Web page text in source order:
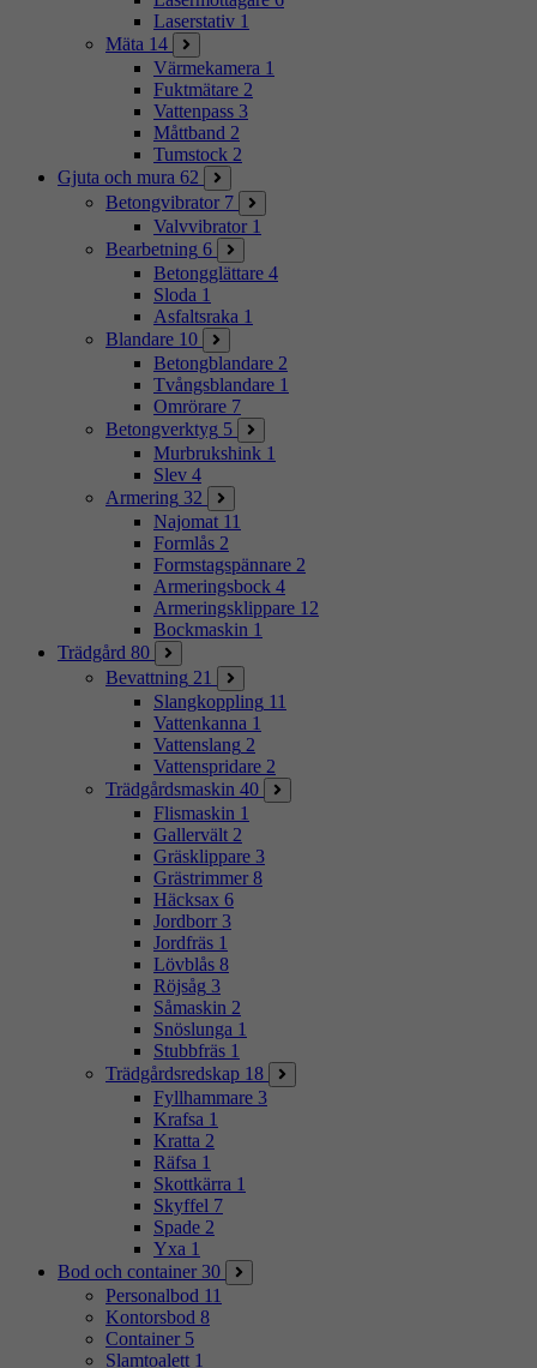
Laserstativ 1
Mäta 14
Värmekamera 1
Fuktmätare 2
Vattenpass 3
Måttband 2
Tumstock 2
Gjuta och mura 62
Betongvibrator 7
Valvvibrator 1
Bearbetning 6
Betongglättare 4
Sloda 1
Asfaltsraka 1
Blandare 10
Betongblandare 2
Tvångsblandare 1
Omrörare 7
Betongverktyg 5
Murbrukshink 1
Slev 4
Armering 32
Najomat 11
Formlås 2
Formstagspännare 2
Armeringsbock 4
Armeringsklippare 12
Bockmaskin 1
Trädgård 80
Bevattning 21
Slangkoppling 11
Vattenkanna 1
Vattenslang 2
Vattenspridare 2
Trädgårdsmaskin 40
Flismaskin 1
Gallervält 2
Gräsklippare 3
Grästrimmer 8
Häcksax 6
Jordborr 3
Jordfräs 1
Lövblås 8
Röjsåg 3
Såmaskin 2
Snöslunga 1
Stubbfräs 1
Trädgårdsredskap 18
Fyllhammare 3
Krafsa 1
Kratta 2
Räfsa 1
Skottkärra 1
Skyffel 7
Spade 2
Yxa 1
Bod och container 30
Personalbod 11
Kontorsbod 8
Container 5
Slamtoalett 1